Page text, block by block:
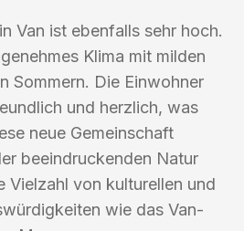
Van ist ebenfalls sehr hoch.
Klima mit milden
Sommern. Die Einwohner
und herzlich, was
neue Gemeinschaft
beeindruckenden Natur
Vielzahl von kulturellen und
wie das Van-